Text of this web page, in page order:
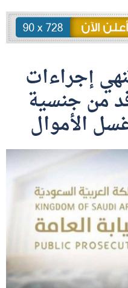
إجراءات
من جنسية
الأموال